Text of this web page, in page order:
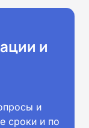
и
и
сроки и по